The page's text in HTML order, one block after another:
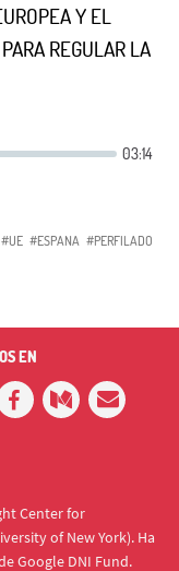
Y EL
REGULAR LA
#UE #ESPANA #PERFILADO
EN
Center for
of New York). Ha
Google DNI Fund.